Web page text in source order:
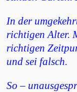
In der
richtigen Alter.
richtigen
und sei falsch.
So –